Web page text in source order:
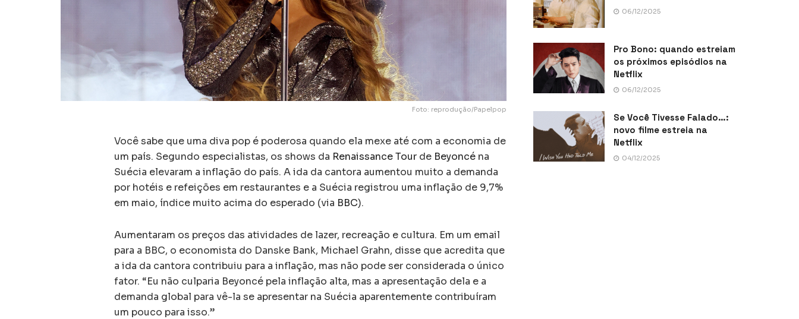
Foto: reprodução/Papelpop
Você sabe que uma diva pop é poderosa quando ela mexe até com a economia de
um país. Segundo especialistas, os shows da Renaissance Tour de Beyoncé na
Suécia elevaram a inflação do país. A ida da cantora aumentou muito a demanda
por hotéis e refeições em restaurantes e a Suécia registrou uma inflação de 9,7%
em maio, índice muito acima do esperado (via BBC).
Aumentaram os preços das atividades de lazer, recreação e cultura. Em um email
para a BBC, o economista do Danske Bank, Michael Grahn, disse que acredita que
a ida da cantora contribuiu para a inflação, mas não pode ser considerada o único
fator. “Eu não culparia Beyoncé pela inflação alta, mas a apresentação dela e a
demanda global para vê-la se apresentar na Suécia aparentemente contribuíram
um pouco para isso.”
06/12/2025
Pro Bono: quando estreiam
os próximos episódios na
Netflix
06/12/2025
Se Você Tivesse Falado…:
novo filme estreia na
Netflix
04/12/2025